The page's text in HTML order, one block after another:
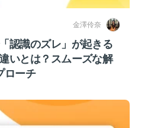
金澤伶奈
認識のズレ」が起きる
いとは？スムーズな解
ローチ